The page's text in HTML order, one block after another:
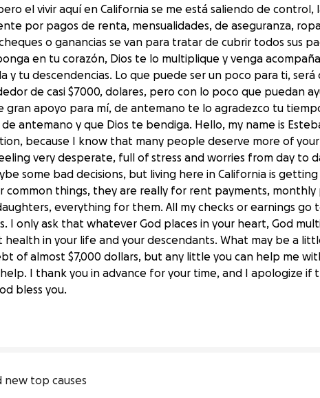
el vivir aquí en California se me está saliendo de control,
por pagos de renta, mensualidades, de aseguranza,
o ganancias se van para tratar de cubrir todos sus
en tu corazón, Dios te lo multiplique y venga
y tu descendencias. Lo que puede ser un poco para ti,
de casi $7000, dolares, pero con lo poco que puedan
gran apoyo para mí, de antemano te lo agradezco tu
antemano y que Dios te bendiga. Hello, my name is
because I know that many people deserve more of
very desperate, full of stress and worries from day to
some bad decisions, but living here in California is
common things, they are really for rent payments, monthly
everything for them. All my checks or earnings go
I only ask that whatever God places in your heart, God
health in your life and your descendants. What may be a
of almost $7,000 dollars, but any little you can help me
I thank you in advance for your time, and I apologize if
bless you.
mi y mi familia
new top causes